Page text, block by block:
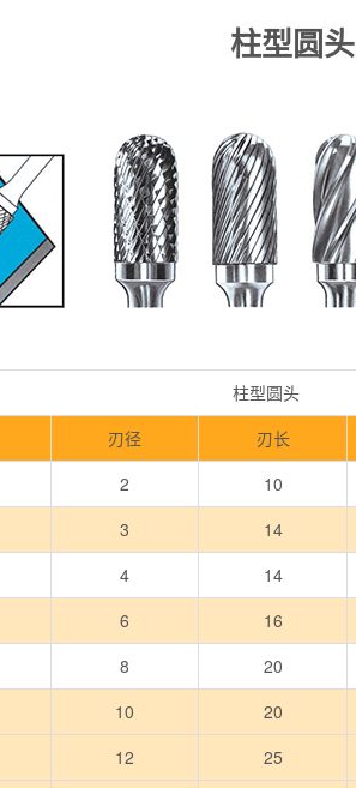
柱型圆头
柱型圆头
刃径 刃长
2 10
3 14
4 14
6 16
8 20
10 20
12 25